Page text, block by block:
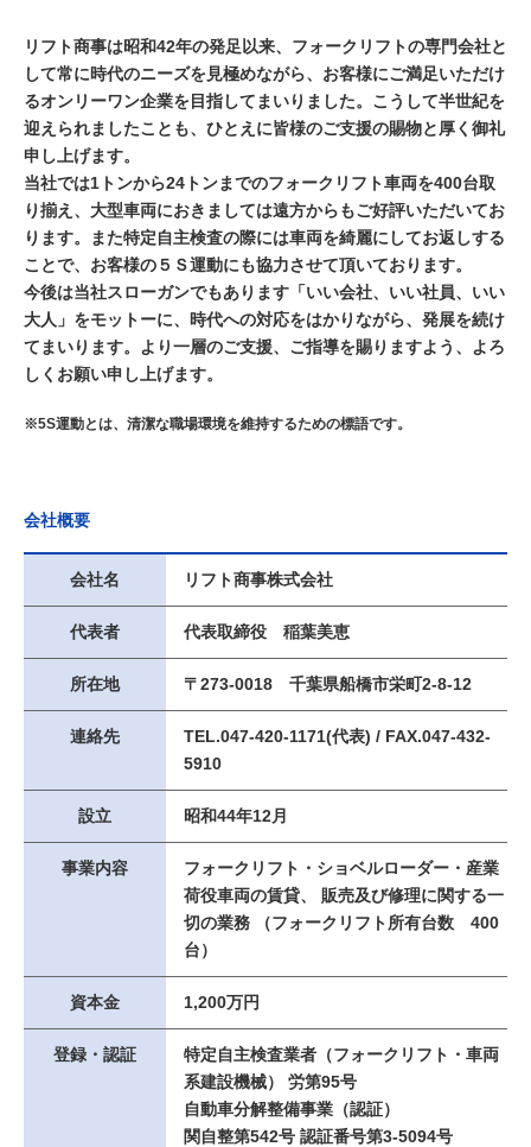
リフト商事は昭和42年の発足以来、フォークリフトの専門会社と
して常に時代のニーズを見極めながら、お客様にご満足いただけ
るオンリーワン企業を目指してまいりました。こうして半世紀を
迎えられましたことも、ひとえに皆様のご支援の賜物と厚く御礼
申し上げます。
当社では1トンから24トンまでのフォークリフト車両を400台取
り揃え、大型車両におきましては遠方からもご好評いただいてお
ります。また特定自主検査の際には車両を綺麗にしてお返しする
ことで、お客様の５Ｓ運動にも協力させて頂いております。
今後は当社スローガンでもあります「いい会社、いい社員、いい
大人」をモットーに、時代への対応をはかりながら、発展を続け
てまいります。より一層のご支援、ご指導を賜りますよう、よろ
しくお願い申し上げます。
※5S運動とは、清潔な職場環境を維持するための標語です。
会社概要
会社名 リフト商事株式会社
代表者 代表取締役 稲葉美恵
所在地 〒273-0018 千葉県船橋市栄町2-8-12
連絡先
TEL.047-420-1171(代表) / FAX.047-432-
5910
設立 昭和44年12月
事業内容
フォークリフト・ショベルローダー・産業
荷役車両の賃貸、 販売及び修理に関する一
切の業務 （フォークリフト所有台数 400
台）
資本金 1,200万円
登録・認証
特定自主検査業者（フォークリフト・車両
系建設機械） 労第95号
自動車分解整備事業（認証）
関自整第542号 認証番号第3-5094号